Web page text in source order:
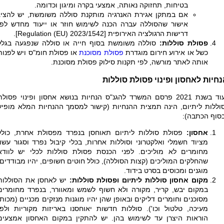
בטיחות, תחזוקה נאותה, אמצעי בקרה ומיגון וכדומה.
אם במתקן אגירת האנרגיה מותקנת סוללה משומשת, יש
אישור שהסוללה עברה הכנה לשימוש חוזר או ייעוד מחדש
דרישות הרגולציה האירופית [Regulation (EU) 2023/1542]
פסולת סוללות: סוללה משומשת בסוף חייה או סוללה שנפגעה
כשל או אירוע חירום מוגדרת פסולת מסוכנתאו פסולת חומ"ס ויש
אותה לאתר מורשה, לפי תקנות סילוק פסולת מסוכנת.
לאחסון ופינוי פסולת סוללות
עוד בשנת 2021 פרסם המשרד להגנ"ס הנחיות בנושא אחסון ופינוי
ליתיום, הינה תמצית ההנחיות (קישור למסמך ההנחיות המלא
הכתבה):
אחסון: פסולת סוללות ליתיום תאוחסן בנפרד מפסולת אחרת,
מציוד חשמלי ואלקטרוני וסוללות אחרות, בכלי קיבול נפרד וסגור
מחומרים לא מוליכים. לפני הכנסת פסולת סוללות לכלי יש
שהחלקים המוליכים (קצות הסוללה), כולל חוטים חשופים, יהיו
מוגנים ומכוסים בסרט בידוד.
מקום אחסון סוללות ליתיום ופסולת סוללות: יש לאחסן את
במקום יבש, קריר, מקורה ולא חשוף לשמש ומאוורר, בנפרד
מסוכנים וחומרים דליקים ובאופן שהן יהיו מוגנות מנזקים מכניים
מעיכה, טלטול וכו'). סוללות חדשות יאוחסנו באריזות מקוריות
הוראות היצרן עד לשימוש בהן. יש להתקין במקום האחסון